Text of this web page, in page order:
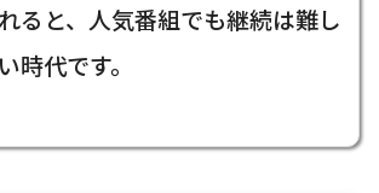
れると、人気番組でも継続は難し
い時代です。